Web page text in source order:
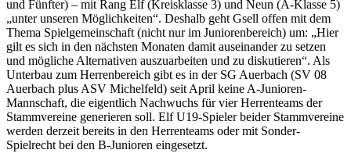
und Fünfter) – mit Rang Elf (Kreisklasse 3) und Neun (A-Klasse 5)
„unter unseren Möglichkeiten“. Deshalb geht Gsell offen mit dem
Thema Spielgemeinschaft (nicht nur im Juniorenbereich) um: „Hier
gilt es sich in den nächsten Monaten damit auseinander zu setzen
und mögliche Alternativen auszuarbeiten und zu diskutieren“. Als
Unterbau zum Herrenbereich gibt es in der SG Auerbach (SV 08
Auerbach plus ASV Michelfeld) seit April keine A-Junioren-
Mannschaft, die eigentlich Nachwuchs für vier Herrenteams der
Stammvereine generieren soll. Elf U19-Spieler beider Stammvereine
werden derzeit bereits in den Herrenteams oder mit Sonder-
Spielrecht bei den B-Junioren eingesetzt.